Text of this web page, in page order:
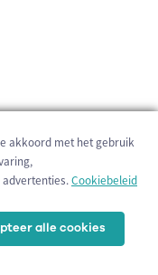
akkoord met het gebruik
Cookiebeleid
alle cookies